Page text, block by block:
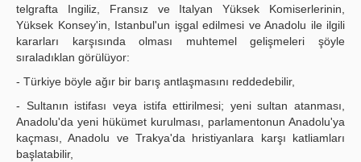
telgrafta Ingiliz, Fransız ve Italyan Yüksek Komiserlerinin,
Yüksek Konsey'in, Istanbul'un işgal edilmesi ve Anadolu ile ilgili
kararları karşısında olması muhtemel gelişmeleri şöyle
sıraladıklan görülüyor:
- Türkiye böyle ağır bir barış antlaşmasını reddedebilir,
- Sultanın istifası veya istifa ettirilmesi; yeni sultan atanması,
Anadolu'da yeni hükümet kurulması, parlamentonun Anadolu'ya
kaçması, Anadolu ve Trakya'da hristiyanlara karşı katliamları
başlatabilir,